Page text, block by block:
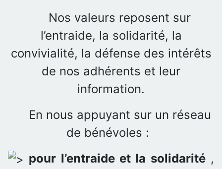
Nos valeurs reposent sur
l’entraide, la solidarité, la
convivialité, la défense des intérêts
de nos adhérents et leur
information.
En nous appuyant sur un réseau
de bénévoles :
pour l’entraide et la solidarité,